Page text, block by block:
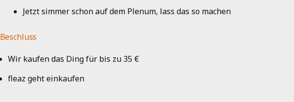
Jetzt simmer schon auf dem Plenum, lass das so machen
Beschluss
Wir kaufen das Ding für bis zu 35 €
fleaz geht einkaufen